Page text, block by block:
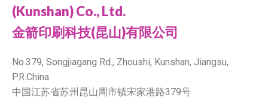
(Kunshan) Co., Ltd.
金箭印刷科技(昆山)有限公司
No.379, Songjiagang Rd., Zhoushi, Kunshan, Jiangsu,
P.R.China
中国江苏省苏州昆山周市镇宋家港路379号